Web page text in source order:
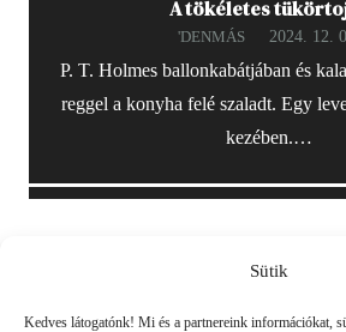
Sütik
Kedves látogatónk! Mi és a partnereink információkat,
A tökéletes
'DENMÁS 2024. 12.
P. T. Holmes ballonkabátjában és
reggel a konyha felé szaladt. Egy
kezében.…
Friss